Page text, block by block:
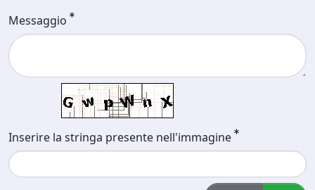
Messaggio
Inserire la stringa presente nell'immagine